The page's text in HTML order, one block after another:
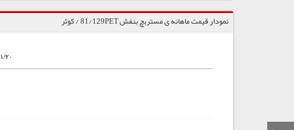
نمودار قیمت ماهانه ی مستربچ بنفش 81/129PET / کوثر